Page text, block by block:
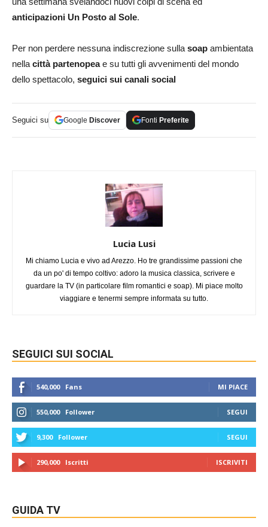
anticipazioni Un Posto al Sole.
Per non perdere nessuna indiscrezione sulla soap ambientata
nella città partenopeae su tutti gli avvenimenti del mondo
dello spettacolo, seguici sui canali social
Seguici su Google Discover Fonti Preferite
Lucia Lusi
Mi chiamo Lucia e vivo ad Arezzo. Ho tre grandissime passioni che
da un po' di tempo coltivo: adoro la musica classica, scrivere e
guardare la TV (in particolare film romantici e soap). Mi piace molto
viaggiare e tenermi sempre informata su tutto.
SEGUICI SUI SOCIAL
540,000 Fans MI PIACE
550,000 Follower SEGUI
9,300 Follower SEGUI
290,000 Iscritti ISCRIVITI
GUIDA TV